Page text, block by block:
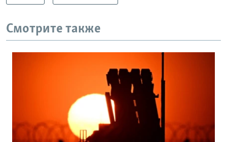
Смотрите также